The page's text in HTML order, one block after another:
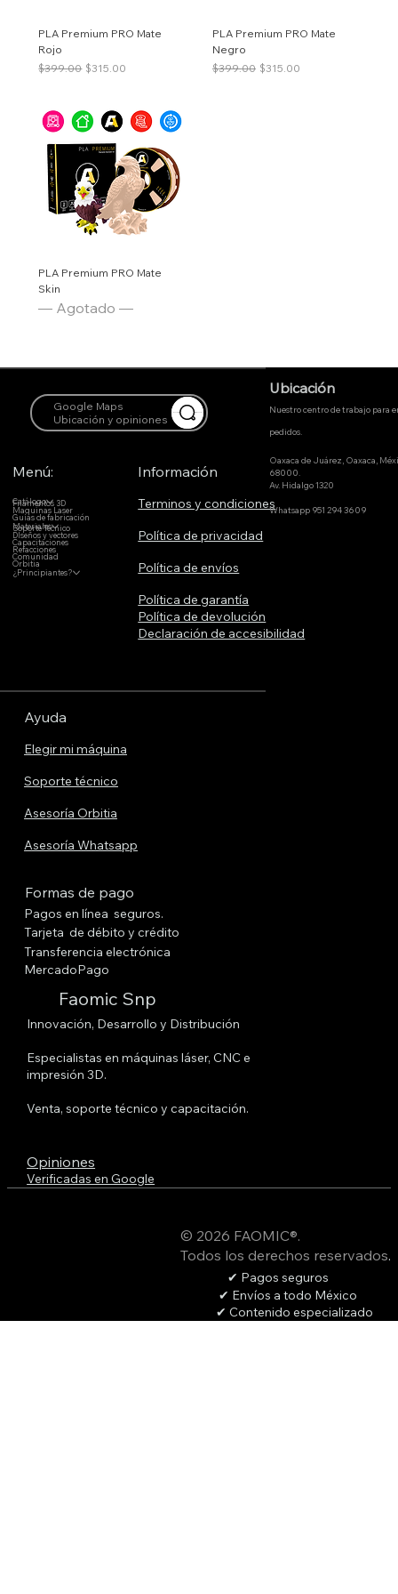
PLA Premium PRO Mate
Rojo
Precio
$399.00 Precio de oferta
$315.00
PLA Premium PRO Mate
Negro
Precio
$399.00 Precio de oferta
$315.00
PLA Premium PRO Mate
Skin
— Agotado —
Faomic Snp
Innovación, Desarrollo y Distribución
Especialistas en máquinas láser, CNC e
impresión 3D.
Venta, soporte técnico y capacitación.
Opiniones
Verificadas en Google
Menú:
Catálogo
Filamentos 3D
Maquinas Laser
Guías de fabricación
Materiales
Soporte Técnico
DIseños y vectores
Capacitaciones
Refacciones
Comunidad
Orbitia
¿Principiantes?
Información
Terminos y condiciones
Política de privacidad
Política de envíos
Política de garantía
Política de devolución
Declaración de accesibilidad
Ayuda
Elegir mi máquina
Soporte técnico
Asesoría Orbitia
Asesoría Whatsapp
Ubicación
Nuestro centro de trabajo para
pedidos.
Oaxaca de Juárez, Oaxaca,
68000.
Av. Hidalgo 1320
Whatsapp 951 294 3609
Google Maps
Ubicación y opiniones
Formas de pago
Pagos en línea seguros.
Tarjeta de débito y crédito
Transferencia electrónica
MercadoPago
© 2026 FAOMIC®.
Todos los derechos reservados.
✔ Pagos seguros
✔ Envíos a todo México
✔ Contenido especializado